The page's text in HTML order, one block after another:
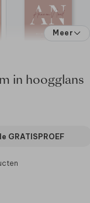
Meer
in hoogglans
GRATISPROEF